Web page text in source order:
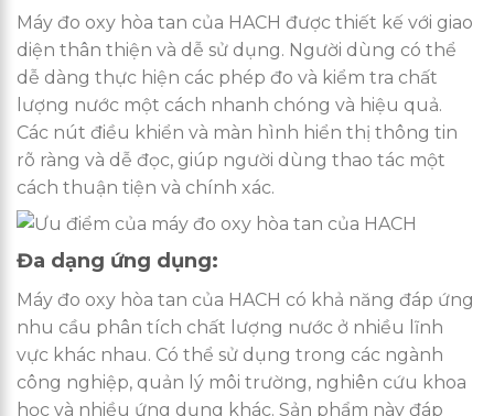
Máy đo oxy hòa tan của HACH được thiết kế với giao
diện thân thiện và dễ sử dụng. Người dùng có thể
dễ dàng thực hiện các phép đo và kiểm tra chất
lượng nước một cách nhanh chóng và hiệu quả.
Các nút điều khiển và màn hình hiển thị thông tin
rõ ràng và dễ đọc, giúp người dùng thao tác một
cách thuận tiện và chính xác.
Đa dạng ứng dụng:
Máy đo oxy hòa tan của HACH có khả năng đáp ứng
nhu cầu phân tích chất lượng nước ở nhiều lĩnh
vực khác nhau. Có thể sử dụng trong các ngành
công nghiệp, quản lý môi trường, nghiên cứu khoa
học và nhiều ứng dụng khác. Sản phẩm này đáp